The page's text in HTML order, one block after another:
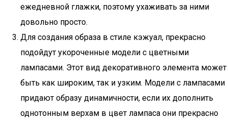
ежедневной глажки, поэтому ухаживать за ними
довольно просто.
Для создания образа в стиле кэжуал, прекрасно
подойдут укороченные модели с цветными
лампасами. Этот вид декоративного элемента может
быть как широким, так и узким. Модели с лампасами
придают образу динамичности, если их дополнить
однотонным верхам в цвет лампаса они прекрасно